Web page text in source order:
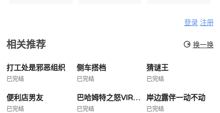
登录 注册
相关推荐 换一换
打工处是邪恶组织
已完结
侧车搭档
已完结
猜谜王
已完结
便利店男友
已完结
巴哈姆特之怒VIRGINSOUL
已完结
岸边露伴一动不动
已完结